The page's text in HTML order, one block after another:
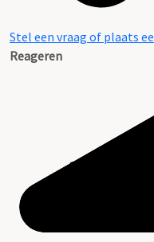
Stel een vraag of plaats
Reageren